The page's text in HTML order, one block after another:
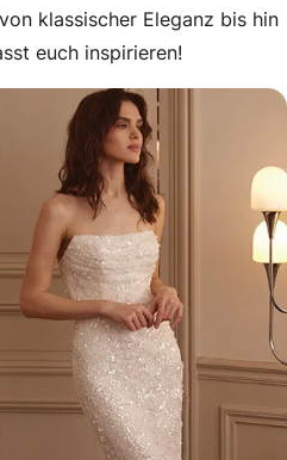
klassischer Eleganz bis hin
euch inspirieren!